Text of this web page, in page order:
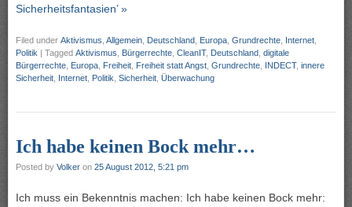
Sicherheitsfantasien’ »
Filed under Aktivismus Allgemein Deutschland Europa Grundrechte Internet
Politik | Tagged Aktivismus Bürgerrechte CleanIT, Deutschland digitale
Bürgerrechte Europa Freiheit Freiheit statt Angst Grundrechte INDECT, innere
Sicherheit Internet Politik Sicherheit Überwachung
Ich habe keinen Bock mehr…
Posted by Volker on 25 August 2012, 5:21 pm
Ich muss ein Bekenntnis machen: Ich habe keinen Bock mehr: